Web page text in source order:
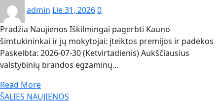
admin Lie 31, 20260
Pradžia Naujienos Iškilmingai pagerbti Kauno
šimtukininkai ir jų mokytojai: įteiktos premijos ir padėkos
Paskelbta: 2026-07-30 (Ketvirtadienis) Aukščiausius
valstybinių brandos egzaminų…
Read More
ŠALIES NAUJIENOS